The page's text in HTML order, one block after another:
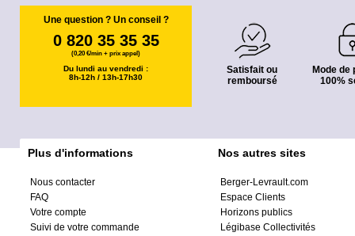
Une question ? Un conseil ?
0 820 35 35 35
(0,20 €/min + prix appel)
Du lundi au vendredi :
8h-12h / 13h-17h30
Satisfait ou
remboursé
Mode de
100%
Plus d'informations
Nous contacter
FAQ
Votre compte
Suivi de votre commande
Nos autres sites
Berger-Levrault.com
Espace Clients
Horizons publics
Légibase Collectivités